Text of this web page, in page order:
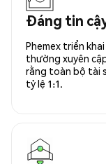
Đáng tin
Phemex triển
thường xuyên
rằng toàn bộ tài
tỷ lệ 1:1.